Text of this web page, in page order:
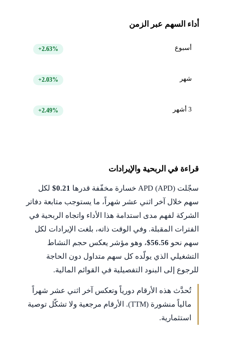
أداء السهم عبر الزمن
أسبوع +2.63%
شهر +2.03%
3 أشهر +2.49%
قراءة في الربحية والإيرادات
سجّلت APD (APD) خسارة مخفّفة قدرها $0.21لكل
سهم خلال آخر اثني عشر شهراً، ما يستوجب متابعة دفاتر
الشركة لفهم مدى استدامة هذا الأداء واتجاه الربحية في
الفترات المقبلة. وفي الوقت ذاته، بلغت الإيرادات لكل
سهم نحو $56.56، وهو مؤشر يعكس حجم النشاط
التشغيلي الذي يولّده كل سهم متداول دون الحاجة
للرجوع إلى البنود التفصيلية في القوائم المالية.
تُحدَّث هذه الأرقام دورياً وتعكس آخر اثني عشر شهراً
مالياً منشورة (TTM). الأرقام مرجعية ولا تشكّل توصية
استثمارية.